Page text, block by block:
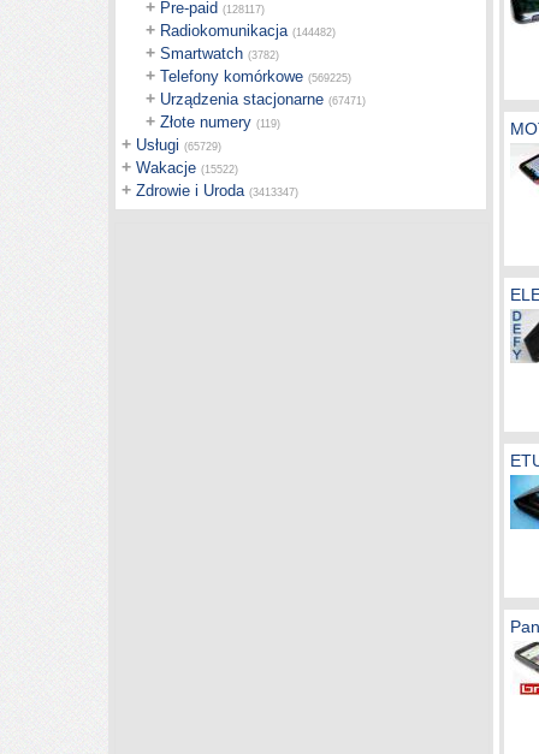
+ Pre-paid (128117)
+ Radiokomunikacja (144482)
+ Smartwatch (3782)
+ Telefony komórkowe (569225)
+ Urządzenia stacjonarne (67471)
+ Złote numery (119)
+ Usługi (65729)
+ Wakacje (15522)
+ Zdrowie i Uroda (3413347)